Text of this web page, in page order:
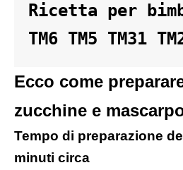
Ricetta per
TM6 TM5 TM31
Ecco come
zucchine e
Tempo di preparazione
minuti circa